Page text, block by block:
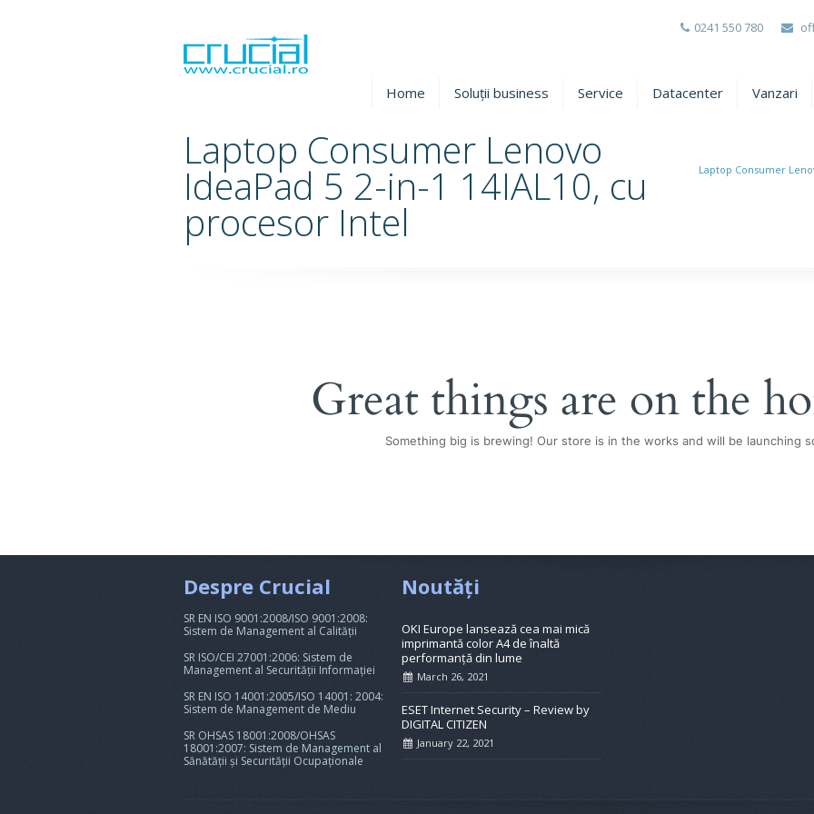
0241 550 780
Home Soluții business Service Datacenter Vanzari
Laptop Consumer Lenovo
IdeaPad 5 2-in-1 14IAL10, cu
procesor Intel
Laptop Consumer
Great things are on the
Something big is brewing! Our store is in the works and will be launching
Despre Crucial
SR EN ISO 9001:2008/ISO 9001:2008:
Sistem de Management al Calității
SR ISO/CEI 27001:2006: Sistem de
Management al Securității Informației
SR EN ISO 14001:2005/ISO 14001: 2004:
Sistem de Management de Mediu
SR OHSAS 18001:2008/OHSAS
18001:2007: Sistem de Management al
Sănătății și Securității Ocupaționale
Noutăți
OKI Europe lansează cea mai mică
imprimantă color A4 de înaltă
performanță din lume
March 26, 2021
ESET Internet Security – Review by
DIGITAL CITIZEN
January 22, 2021